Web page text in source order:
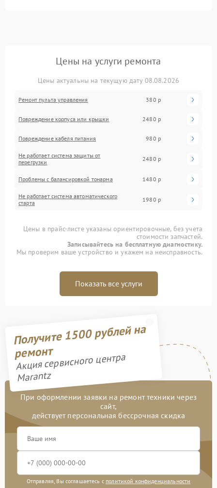
Цены на услуги ремонта
Цены актуальны на текущую дату 08.08.2026
Ремонт пульта управления 380 р
Повреждение корпуса или крышки 2480 р
Повреждение кабеля питания 980 р
Не работает система защиты от
перегрузки
2480 р
Проблемы с балансировкой тонарма 1480 р
Не работает система автоматического
старта
1980 р
Цены в прайс-листе указаны ориентировочные, без учета
стоимости запчастей.
Записывайтесь на бесплатную диагностику.
Мы проверим ваше устройство и укажем на неисправность.
Показать все услуги
Получите 1500 рублей на
ремонт
Акция сервисного центра
Marantz
При оформлении заявки на ремонт техники через
сайт,
действует персональная бессрочная скидка
Отправляя, Вы соглашаетесь с политикой конфиденциальности